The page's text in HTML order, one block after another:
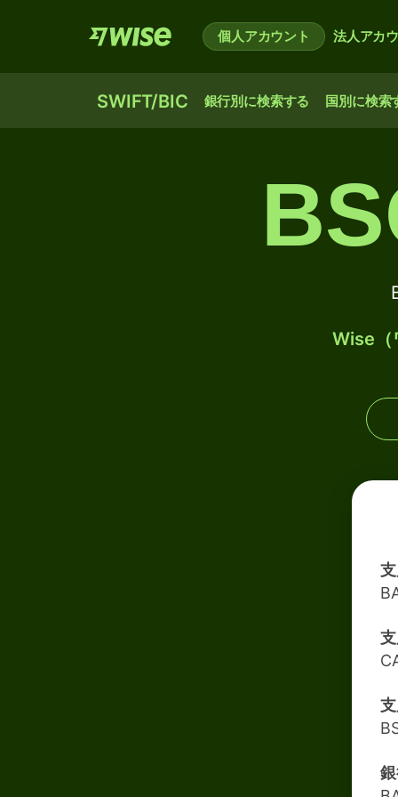
個人アカウント 法人アカ
SWIFT/BIC 銀行別に検索する 国別に検索
Wise（